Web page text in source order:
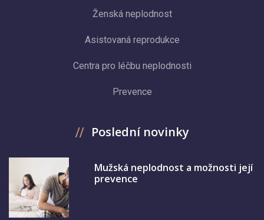
Ženská neplodnost
Asistovaná reprodukce
Centra pro léčbu neplodnosti
Prevence
Poslední novinky
Mužská neplodnost a možnosti její
prevence